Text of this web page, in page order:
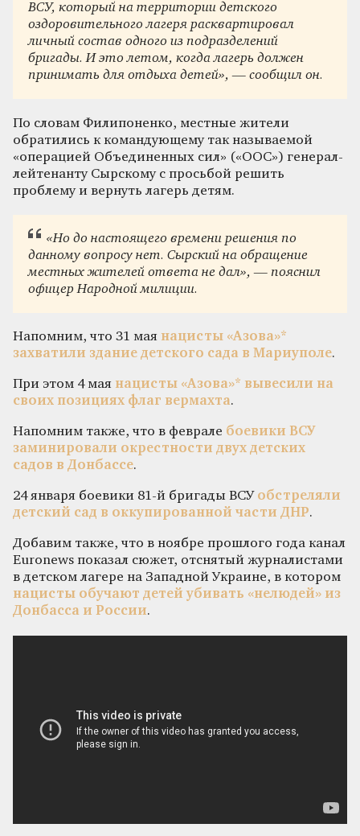
ВСУ, который на территории детского
оздоровительного лагеря расквартировал
личный состав одного из подразделений
бригады. И это летом, когда лагерь должен
принимать для отдыха детей», — сообщил он.
По словам Филипоненко, местные жители
обратились к командующему так называемой
«операцией Объединенных сил» («ООС») генерал-
лейтенанту Сырскому с просьбой решить
проблему и вернуть лагерь детям.
«Но до настоящего времени решения по
данному вопросу нет. Сырский на обращение
местных жителей ответа не дал», — пояснил
офицер Народной милиции.
Напомним, что 31 мая нацисты «Азова»*
захватили здание детского сада в Мариуполе.
При этом 4 мая нацисты «Азова»* вывесили на
своих позициях флаг вермахта.
Напомним также, что в феврале боевики ВСУ
заминировали окрестности двух детских
садов в Донбассе.
24 января боевики 81-й бригады ВСУ обстреляли
детский сад в оккупированной части ДНР.
Добавим также, что в ноябре прошлого года канал
Еuronews показал сюжет, отснятый журналистами
в детском лагере на Западной Украине, в котором
нацисты обучают детей убивать «нелюдей» из
Донбасса и России.